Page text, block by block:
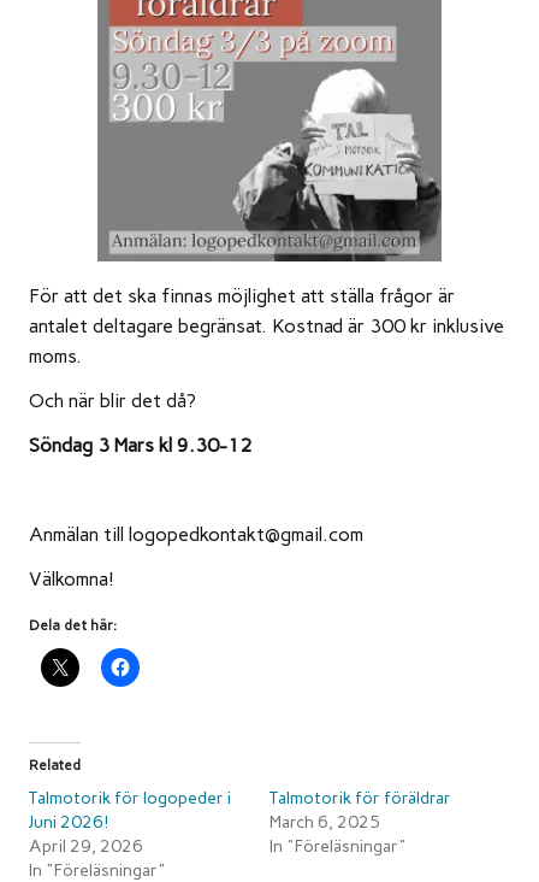
För att det ska finnas möjlighet att ställa frågor är
antalet deltagare begränsat. Kostnad är 300 kr inklusive
moms.
Och när blir det då?
Söndag 3 Mars kl 9.30-12
Anmälan till logopedkontakt@gmail.com
Välkomna!
Dela det här:
Related
Talmotorik för logopeder i
Juni 2026!
April 29, 2026
In "Föreläsningar"
Talmotorik för föräldrar
March 6, 2025
In "Föreläsningar"